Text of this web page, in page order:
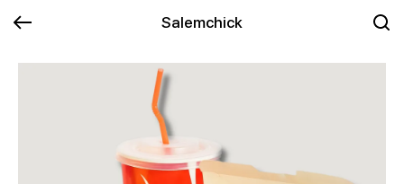
Salemchick